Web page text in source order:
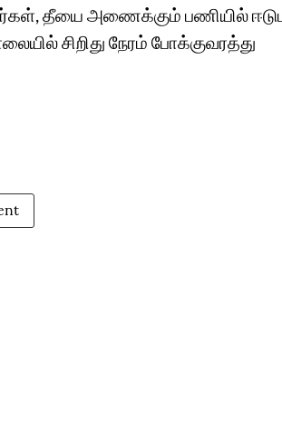
தீயை அணைக்கும் பணியில்
சிறிது நேரம் போக்குவரத்து